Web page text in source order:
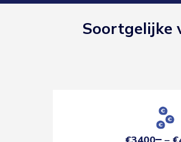
Soortgelijke
€3400